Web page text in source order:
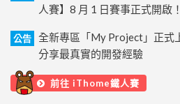
人賽】8 月 1 日賽事正式開啟！
公告
全新專區「My Project」正式
分享最真實的開發經驗
前往 iThome鐵人賽